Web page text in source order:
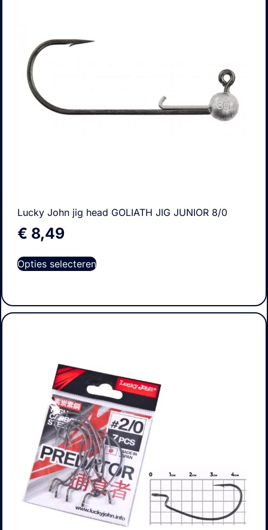
Lucky John jig head GOLIATH JIG JUNIOR 8/0
€ 8,49
Opties selecteren